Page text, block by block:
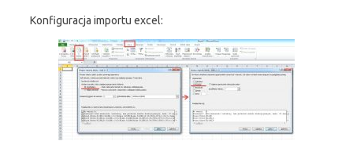
Konfiguracja importu excel: